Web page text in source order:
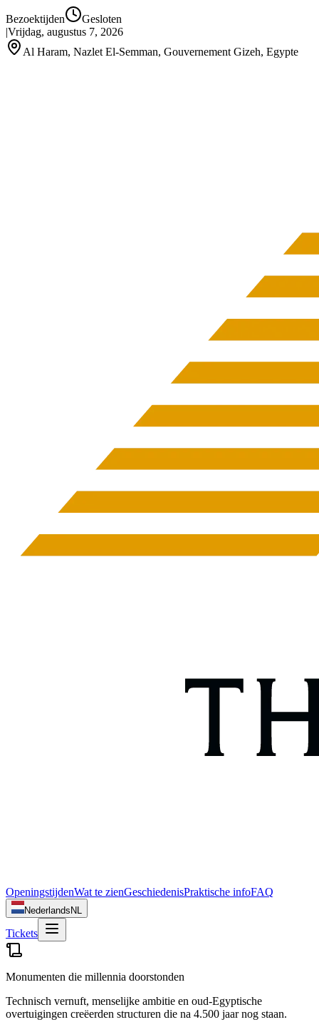
Bezoektijden
Gesloten
|Vrijdag, augustus 7, 2026
Al Haram, Nazlet El-Semman, Gouvernement Gizeh, Egypte
OpeningstijdenWat te zienGeschiedenisPraktische infoFAQ
Nederlands NL
Tickets
Monumenten die millennia doorstonden
Technisch vernuft, menselijke ambitie en oud-Egyptische
overtuigingen creëerden structuren die na 4.500 jaar nog staan.